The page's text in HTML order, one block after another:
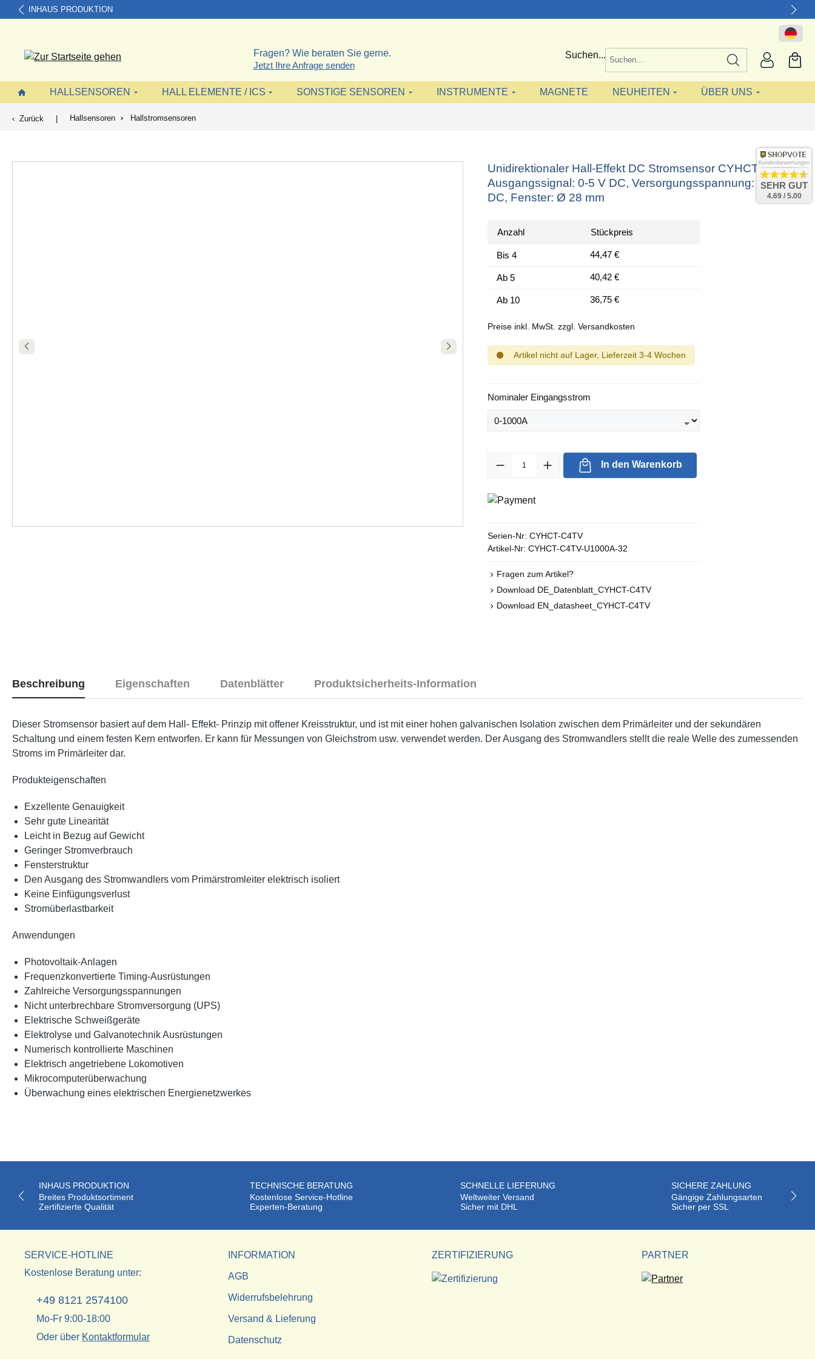
Zur Hauptnavigation springen
INHAUS PRODUKTION
Fragen? Wie beraten Sie gerne.
Jetzt Ihre Anfrage senden
Suchen...
HALLSENSOREN HALL ELEMENTE / ICS SONSTIGE SENSOREN INSTRUMENTE MAGNETE NEUHEITEN ÜBER UNS
Zurück | Hallsensoren Hallstromsensoren
Unidirektionaler Hall-Effekt DC Stromsensor CYHCT-C4TV,
Ausgangssignal: 0-5 V DC, Versorgungsspannung: +12 V
DC, Fenster: Ø 28 mm
Anzahl Stückpreis
Bis 4 44,47 €
Ab 5 40,42 €
Ab 10 36,75 €
Preise inkl. MwSt. zzgl. Versandkosten
Artikel nicht auf Lager, Lieferzeit 3-4 Wochen
Nominaler Eingangsstrom
Produkt Anzahl: Gib den gewünschten Wert ein oder benutze die Schaltflächen
In den Warenkorb
Serien-Nr: CYHCT-C4TV
Artikel-Nr: CYHCT-C4TV-U1000A-32
Fragen zum Artikel?
Download DE_Datenblatt_CYHCT-C4TV
Download EN_datasheet_CYHCT-C4TV
Beschreibung Eigenschaften Datenblätter Produktsicherheits-Information
Dieser Stromsensor basiert auf dem Hall- Effekt- Prinzip mit offener Kreisstruktur, und ist mit einer hohen galvanischen Isolation zwischen dem Primärleiter und der sekundären
Schaltung und einem festen Kern entworfen. Er kann für Messungen von Gleichstrom usw. verwendet werden. Der Ausgang des Stromwandlers stellt die reale Welle des zumessenden
Stroms im Primärleiter dar.
Produkteigenschaften
Exzellente Genauigkeit
Sehr gute Linearität
Leicht in Bezug auf Gewicht
Geringer Stromverbrauch
Fensterstruktur
Den Ausgang des Stromwandlers vom Primärstromleiter elektrisch isoliert
Keine Einfügungsverlust
Stromüberlastbarkeit
Anwendungen
Photovoltaik-Anlagen
Frequenzkonvertierte Timing-Ausrüstungen
Zahlreiche Versorgungsspannungen
Nicht unterbrechbare Stromversorgung (UPS)
Elektrische Schweißgeräte
Elektrolyse und Galvanotechnik Ausrüstungen
Numerisch kontrollierte Maschinen
Elektrisch angetriebene Lokomotiven
Mikrocomputerüberwachung
Überwachung eines elektrischen Energienetzwerkes
INHAUS PRODUKTION
Breites Produktsortiment
Zertifizierte Qualität
TECHNISCHE BERATUNG
Kostenlose Service-Hotline
Experten-Beratung
SCHNELLE LIEFERUNG
Weltweiter Versand
Sicher mit DHL
SICHERE ZAHLUNG
Gängige Zahlungsarten
Sicher per SSL
SERVICE-HOTLINE
Kostenlose Beratung unter:
+49 8121 2574100
Mo-Fr 9:00-18:00
Oder über Kontaktformular
INFORMATION
AGB
Widerrufsbelehrung
Versand & Lieferung
Datenschutz
ZERTIFIZIERUNG PARTNER
Kundenbewertungen
SEHR GUT
4.69 / 5.00